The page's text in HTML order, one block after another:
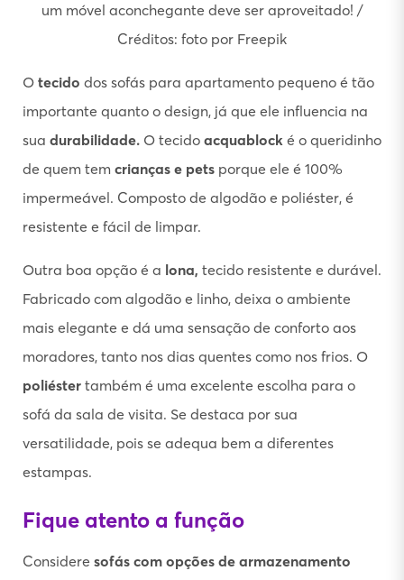
um móvel aconchegante deve ser aproveitado! /
Créditos: foto por Freepik
O tecido dos sofás para apartamento pequeno é tão
importante quanto o design, já que ele influencia na
sua durabilidade. O tecido acquablock é o queridinho
de quem tem crianças e pets porque ele é 100%
impermeável. Composto de algodão e poliéster, é
resistente e fácil de limpar.
Outra boa opção é a lona, tecido resistente e durável.
Fabricado com algodão e linho, deixa o ambiente
mais elegante e dá uma sensação de conforto aos
moradores, tanto nos dias quentes como nos frios. O
poliéster também é uma excelente escolha para o
sofá da sala de visita. Se destaca por sua
versatilidade, pois se adequa bem a diferentes
estampas.
Fique atento a função
Considere sofás com opções de armazenamento